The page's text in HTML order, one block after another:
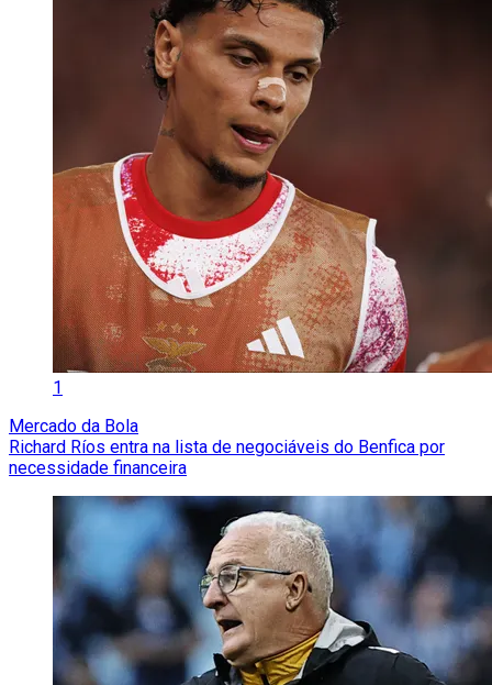
1
Mercado da Bola
Richard Ríos entra na lista de negociáveis do Benfica por
necessidade financeira